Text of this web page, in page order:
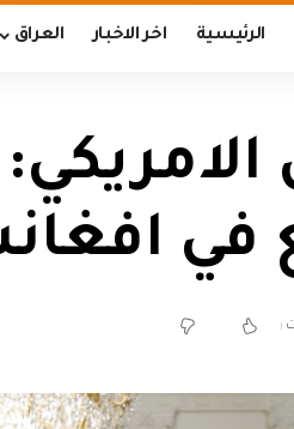
الرئيسية اخر الاخبار العراق
في